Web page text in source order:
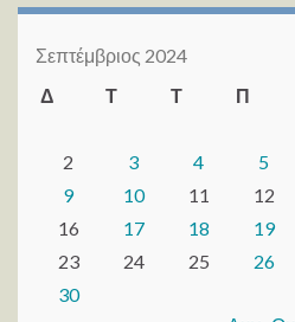
Σεπτέμβριος 2024
Δ
Τ Τ Π
2
3 4 5
9
10 11 12
16
17 18 19
23
24 25 26
30